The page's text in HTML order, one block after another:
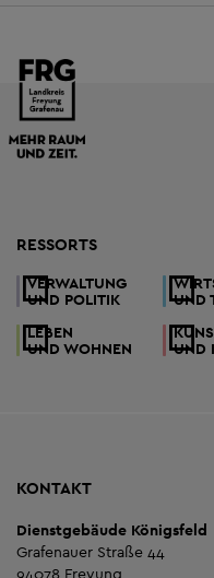
RESSORTS
VERWALTUNG
UND POLITIK
UND
LEBEN
UND WOHNEN
UND
KONTAKT
Dienstgebäude Königsfeld
Grafenauer Straße 44
94078 Freyung